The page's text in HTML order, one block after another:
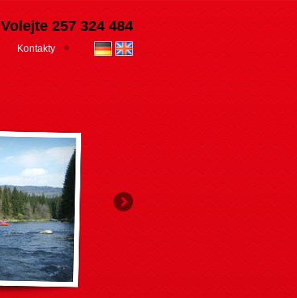
Volejte 257 324 484
Kontakty